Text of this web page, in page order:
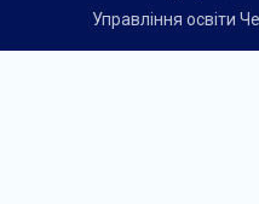
Управління освіти